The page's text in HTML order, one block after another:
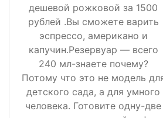
дешевой рожковой за 1500
рублей .Вы сможете варить
эспрессо, американо и
капучин.Резервуар — всего
240 мл-знаете почему?
Потому что это не модель
детского сада, а для умного
человека. Готовите одну-две